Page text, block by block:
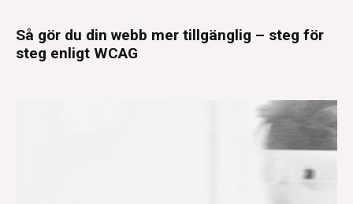
Så gör du din webb mer tillgänglig – steg för
steg enligt WCAG